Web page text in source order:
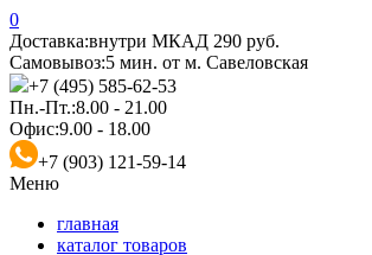
0
Доставка:внутри МКАД 290 руб.
Самовывоз:5 мин. от м. Савеловская
+7 (495) 585-62-53
Пн.-Пт.:8.00 - 21.00
Офис:9.00 - 18.00
+7 (903) 121-59-14
Меню
главная
каталог товаров